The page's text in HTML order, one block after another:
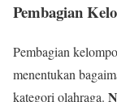
Pembagian
Pembagian
menentukan
kategori olahraga.